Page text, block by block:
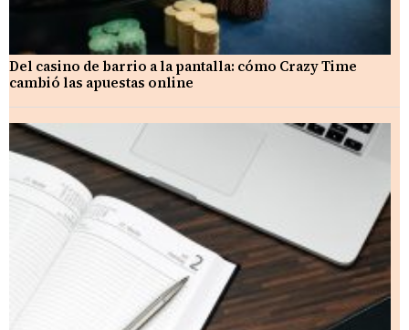
Del casino de barrio a la pantalla: cómo Crazy Time
cambió las apuestas online